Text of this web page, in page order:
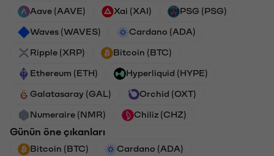
Aave (AAVE) Xai (XAI) PSG (PSG)
Waves (WAVES) Cardano (ADA)
Ripple (XRP) Bitcoin (BTC)
Ethereum (ETH) Hyperliquid (HYPE)
Galatasaray (GAL) Orchid (OXT)
Numeraire (NMR) Chiliz (CHZ)
Günün öne çıkanları
Bitcoin (BTC) Cardano (ADA)